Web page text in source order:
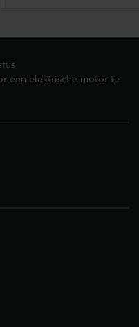
een elektrische motor te